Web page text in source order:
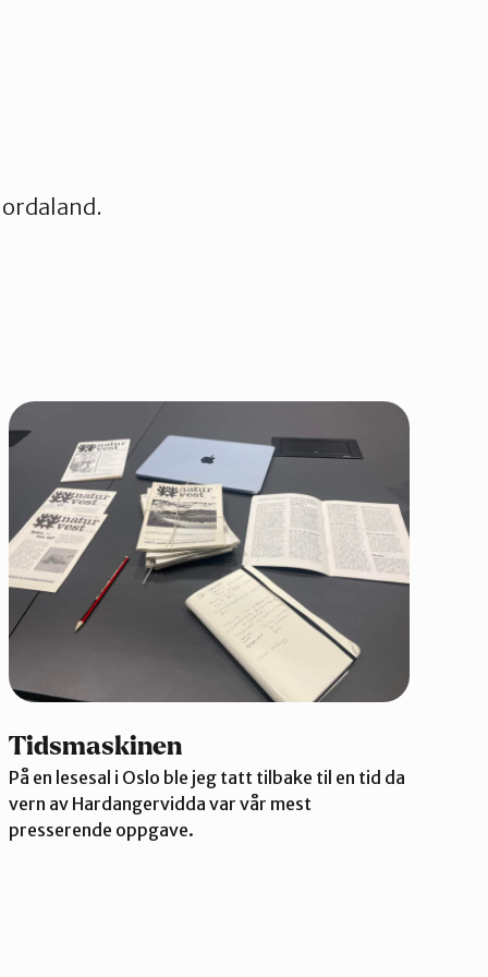
Tidsmaskinen
På en lesesal i Oslo ble jeg tatt tilbake til en tid da
vern av Hardangervidda var vår mest
presserende oppgave.